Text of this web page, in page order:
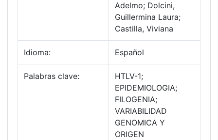
Adelmo; Dolcini,
Guillermina Laura;
Castilla, Viviana
Idioma: Español
Palabras clave:
HTLV-1;
EPIDEMIOLOGIA;
FILOGENIA;
VARIABILIDAD
GENOMICA Y
ORIGEN